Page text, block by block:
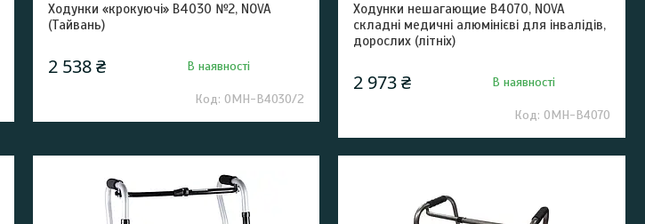
Ходунки «крокуючі» B4030 №2, NOVA
(Тайвань)
2 538 ₴ В наявності
ОМН-B4030/2
Ходунки нешагающие B4070, NOVA
складні медичні алюмінієві для інвалідів,
дорослих (літніх)
2 973 ₴ В наявності
ОМН-B4070